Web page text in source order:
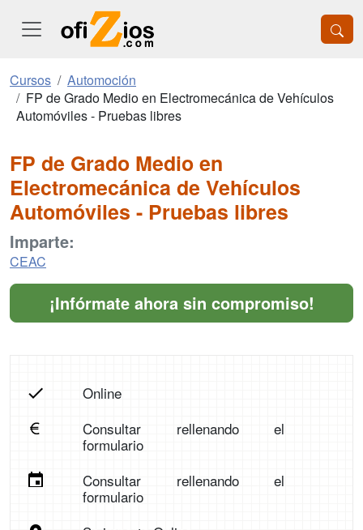
Cursos
Automoción
FP de Grado Medio en Electromecánica de Vehículos
Automóviles - Pruebas libres
FP de Grado Medio en
Electromecánica de Vehículos
Automóviles - Pruebas libres
Imparte:
CEAC
¡Infórmate ahora sin compromiso!
Online
Consultar rellenando el
formulario
Consultar rellenando el
formulario